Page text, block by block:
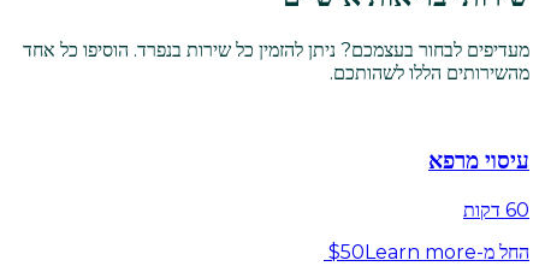
מעדיפים לבחור בעצמכם? ניתן להזמין כל שירות בנפרד. הוסיפו כל אחד
מהשירותים הללו לשהותכם.
עיסוי מרפא
60 דקות
החל מ-$50Learn more